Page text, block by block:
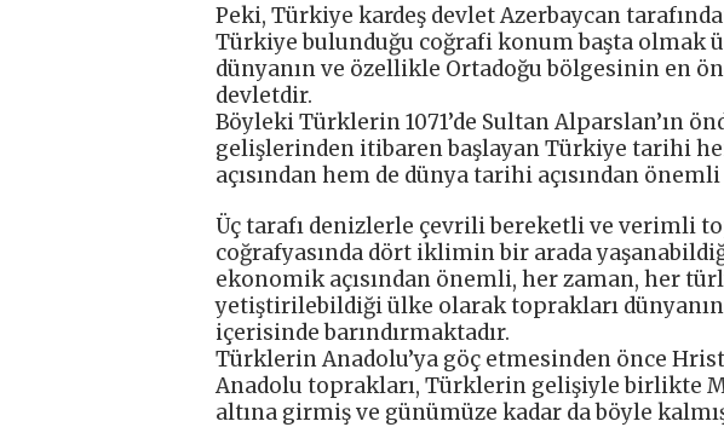
Peki, Türkiye kardeş devlet Azerbaycan
Türkiye bulunduğu coğrafi konum başta olmak
dünyanın ve özellikle Ortadoğu bölgesinin en
devletdir.
Böyleki Türklerin 1071’de Sultan Alparslan’ın
gelişlerinden itibaren başlayan Türkiye tarihi
açısından hem de dünya tarihi açısından
Üç tarafı denizlerle çevrili bereketli ve verimli
coğrafyasında dört iklimin bir arada
ekonomik açısından önemli, her zaman, her
yetiştirilebildiği ülke olarak toprakları
içerisinde barındırmaktadır.
Türklerin Anadolu’ya göç etmesinden önce
Anadolu toprakları, Türklerin gelişiyle birlikte
altına girmiş ve günümüze kadar da böyle